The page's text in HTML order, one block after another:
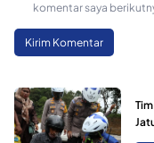
komentar saya